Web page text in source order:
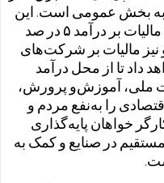
بخش عمومی است. این
مانیفست مطرح کرده است که مالیات بر درآمد ۵ در صد
مالیات بر شرکت‌های
خواهد داد تا از محل درآمد
ملی، آموزش‌و پرورش،
را به‌نفع مردم و
خواهان پایه‌گذاری
در صنایع و کمک به